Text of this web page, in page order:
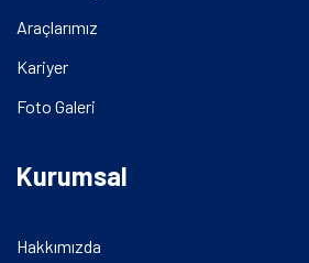
Araçlarımız
Kariyer
Foto Galeri
Kurumsal
Hakkımızda